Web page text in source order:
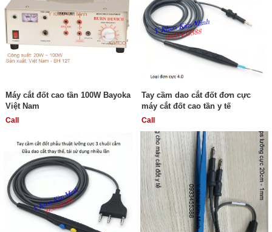
Máy cắt đốt cao tần 100W Bayoka
Việt Nam
Call
Tay cầm dao cắt đốt đơn cực
máy cắt đốt cao tần y tế
Call